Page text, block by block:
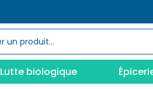
Lutte biologique